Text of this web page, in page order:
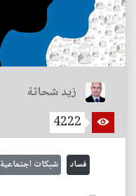
زيد شحاثة
4222
فساد شبكات اجتماعية